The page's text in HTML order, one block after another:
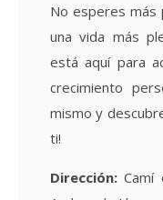
No esperes más
una vida más
está aquí para
crecimiento
mismo y
ti!
Dirección: Camí